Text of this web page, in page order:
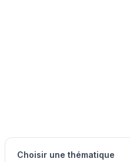
Choisir une thématique